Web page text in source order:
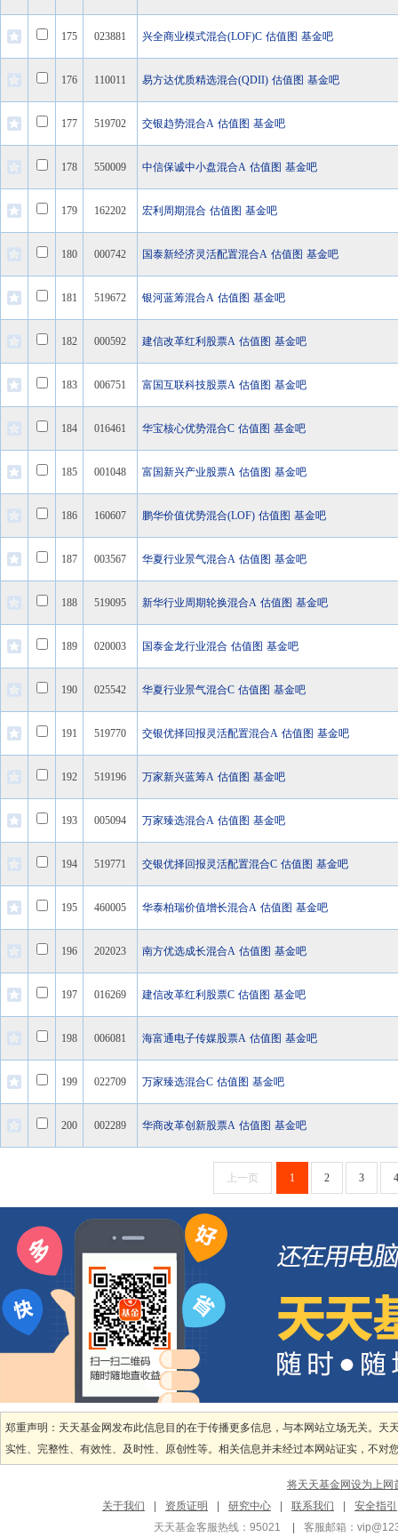
175 023881 兴全商业模式混合(LOF)C 估值图 基金吧
176 110011 易方达优质精选混合(QDII) 估值图 基金吧
177 519702 交银趋势混合A 估值图 基金吧
178 550009 中信保诚中小盘混合A 估值图 基金吧
179 162202 宏利周期混合 估值图 基金吧
180 000742 国泰新经济灵活配置混合A 估值图 基金吧
181 519672 银河蓝筹混合A 估值图 基金吧
182 000592 建信改革红利股票A 估值图 基金吧
183 006751 富国互联科技股票A 估值图 基金吧
184 016461 华宝核心优势混合C 估值图 基金吧
185 001048 富国新兴产业股票A 估值图 基金吧
186 160607 鹏华价值优势混合(LOF) 估值图 基金吧
187 003567 华夏行业景气混合A 估值图 基金吧
188 519095 新华行业周期轮换混合A 估值图 基金吧
189 020003 国泰金龙行业混合 估值图 基金吧
190 025542 华夏行业景气混合C 估值图 基金吧
191 519770 交银优择回报灵活配置混合A 估值图 基金吧
192 519196 万家新兴蓝筹A 估值图 基金吧
193 005094 万家臻选混合A 估值图 基金吧
194 519771 交银优择回报灵活配置混合C 估值图 基金吧
195 460005 华泰柏瑞价值增长混合A 估值图 基金吧
196 202023 南方优选成长混合A 估值图 基金吧
197 016269 建信改革红利股票C 估值图 基金吧
198 006081 海富通电子传媒股票A 估值图 基金吧
199 022709 万家臻选混合C 估值图 基金吧
200 002289 华商改革创新股票A 估值图 基金吧
上一页 1 2 3 4
郑重声明：天天基金网发布此信息目的在于传播更多信息，与本网站立场无关。
实性、完整性、有效性、及时性、原创性等。相关信息并未经过本网站证实，不
将天天基金网设为上网
关于我们
资质证明 研究中心 联系我们
安全指引
天天基金客服热线：95021
客服邮箱：